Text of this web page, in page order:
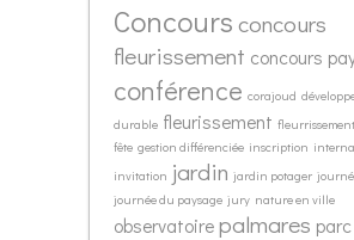
Concours concours
fleurissement concours
conférence corajoud
durable fleurissement fleurrissement
fête gestion différenciée inscription
invitation jardin jardin potager
journée du paysage jury nature en ville
observatoirepalmares parc